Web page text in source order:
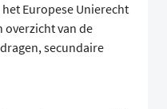
Europese Unierecht
overzicht van de
secundaire